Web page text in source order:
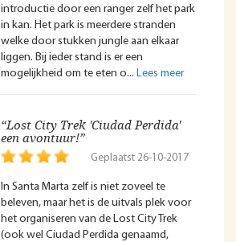
introductie door een ranger zelf het park
in kan. Het park is meerdere stranden
welke door stukken jungle aan elkaar
liggen. Bij ieder stand is er een
mogelijkheid om te eten o
“Lost City Trek 'Ciudad Perdida'
een avontuur!”
Geplaatst 26-10-2017
In Santa Marta zelf is niet zoveel te
beleven, maar het is de uitvals plek voor
het organiseren van de Lost City Trek
(ook wel Ciudad Perdida genaamd,